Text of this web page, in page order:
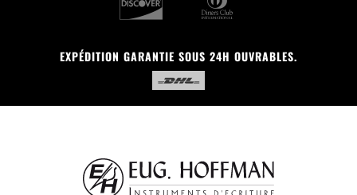
EXPÉDITION GARANTIE SOUS 24H OUVRABLES.